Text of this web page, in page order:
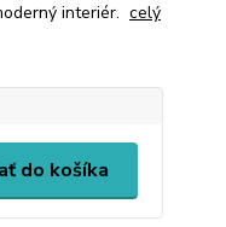
interiér. celý
do košíka